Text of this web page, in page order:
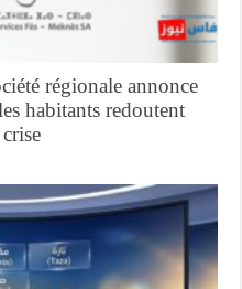
régionale annonce
habitants redoutent